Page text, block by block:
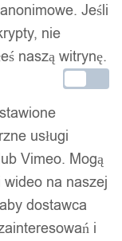
samego dnia.
samego dnia.
Jeśli
nie
naszą witrynę.
usługi
Vimeo. Mogą
na naszej
dostawca
i